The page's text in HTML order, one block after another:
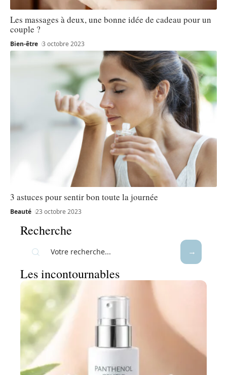
Les massages à deux, une bonne idée de cadeau pour un
couple ?
Bien-être 3 octobre 2023
3 astuces pour sentir bon toute la journée
Beauté 23 octobre 2023
Recherche
Les incontournables